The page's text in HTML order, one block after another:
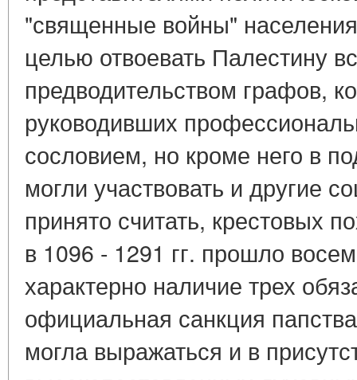
"священные войны"
целью отвоевать Палестину
предводительством графов,
руководивших
сословием, но кроме него в
могли участвовать и другие
принято считать, крестовых
в 1096 - 1291 гг. прошло
характерно наличие трех
официальная санкция
могла выражаться и в